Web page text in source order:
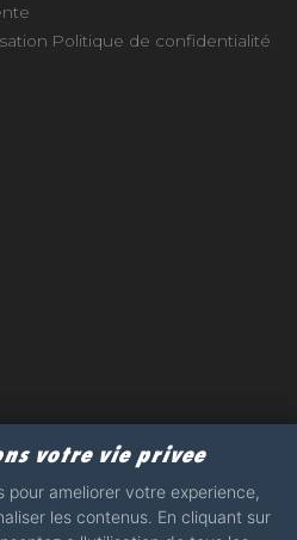
Politique de confidentialité
votre vie privee
pour ameliorer votre experience,
les contenus. En cliquant sur